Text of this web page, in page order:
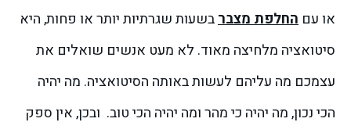
או עם החלפת מצברבשעות שגרתיות יותר או פחות, היא
סיטואציה מלחיצה מאוד. לא מעט אנשים שואלים את
עצמכם מה עליהם לעשות באותה הסיטואציה. מה יהיה
הכי נכון, מה יהיה כי מהר ומה יהיה הכי טוב. ובכן, אין ספק